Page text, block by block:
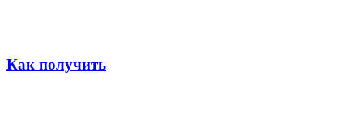
Как получить